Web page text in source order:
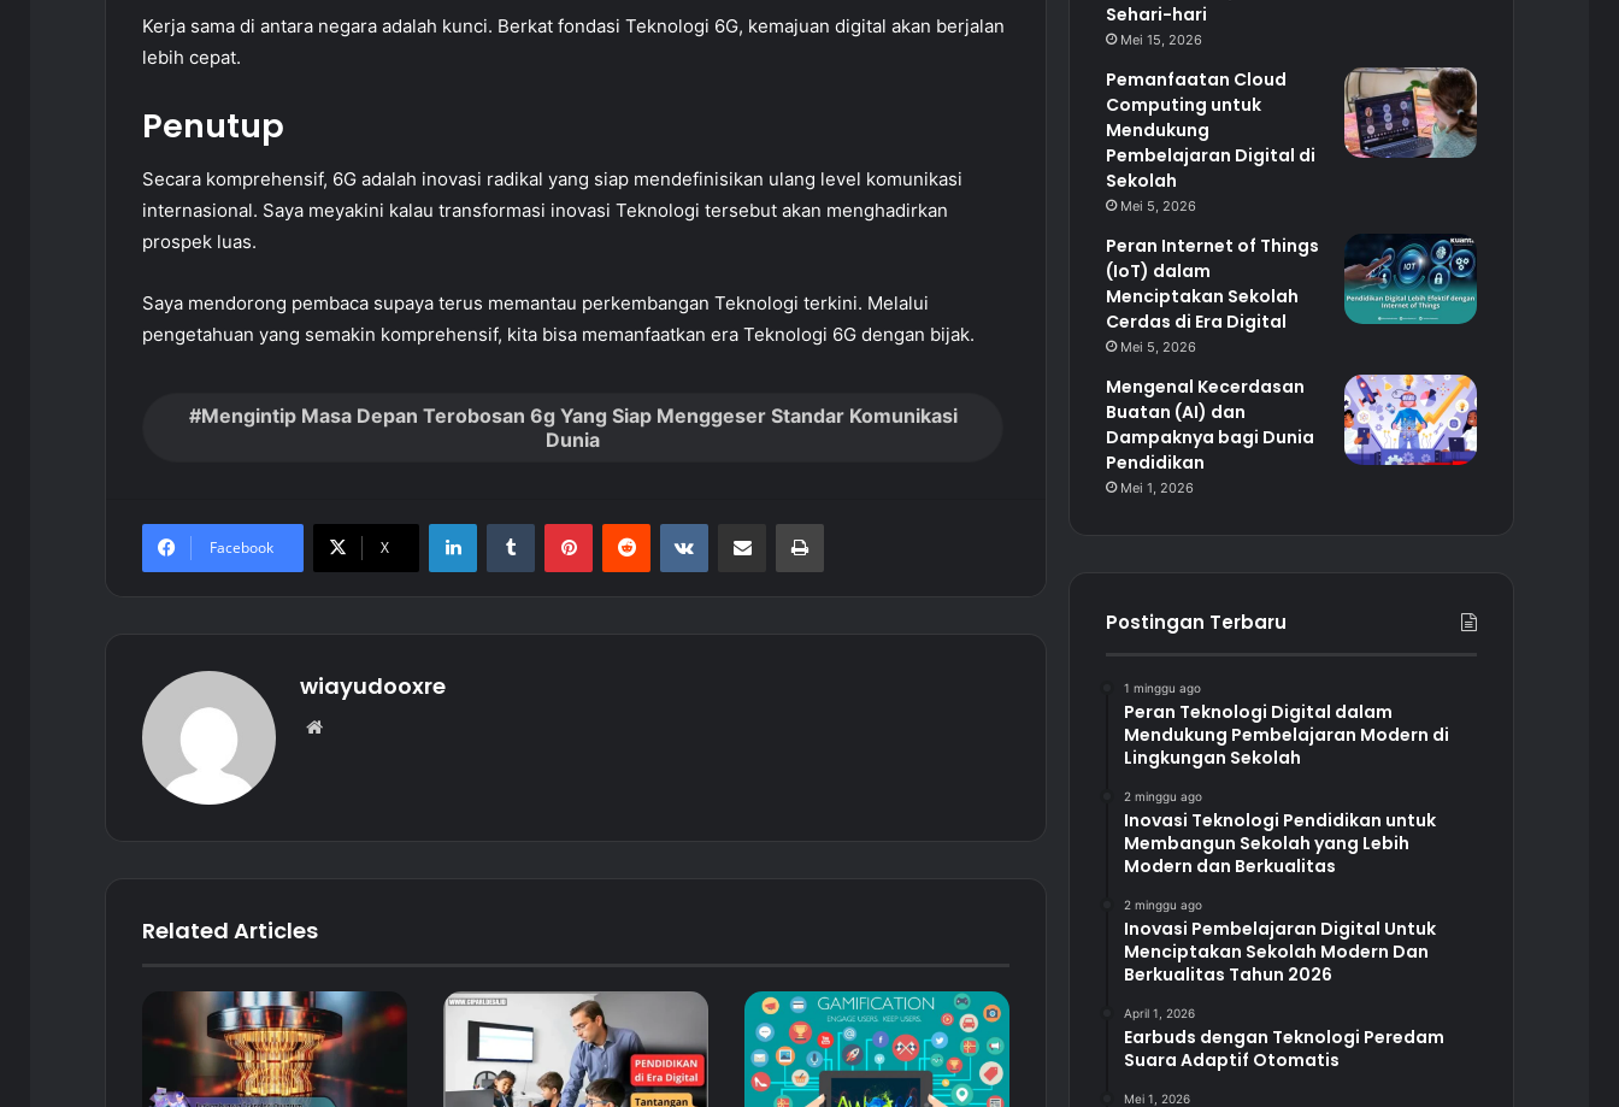
Kerja sama di antara negara adalah kunci. Berkat fondasi Teknologi 6G, kemajuan digital akan berjalan
lebih cepat.
Penutup
Secara komprehensif, 6G adalah inovasi radikal yang siap mendefinisikan ulang level komunikasi
internasional. Saya meyakini kalau transformasi inovasi Teknologi tersebut akan menghadirkan
prospek luas.
Saya mendorong pembaca supaya terus memantau perkembangan Teknologi terkini. Melalui
pengetahuan yang semakin komprehensif, kita bisa memanfaatkan era Teknologi 6G dengan bijak.
Mengintip Masa Depan Terobosan 6g Yang Siap Menggeser Standar Komunikasi
Dunia
Facebook X
LinkedInTumblr PinterestReddit VKontakteShare via Email Print
wiayudooxre
Related Articles
Sehari-hari
Mei 15, 2026
Pemanfaatan Cloud
Computing untuk
Mendukung
Pembelajaran Digital di
Sekolah
Mei 5, 2026
Peran Internet of Things
(IoT) dalam
Menciptakan Sekolah
Cerdas di Era Digital
Mei 5, 2026
Mengenal Kecerdasan
Buatan (AI) dan
Dampaknya bagi Dunia
Pendidikan
Mei 1, 2026
Postingan Terbaru
1 minggu ago
Peran Teknologi Digital dalam
Mendukung Pembelajaran Modern di
Lingkungan Sekolah
2 minggu ago
Inovasi Teknologi Pendidikan untuk
Membangun Sekolah yang Lebih
Modern dan Berkualitas
2 minggu ago
Inovasi Pembelajaran Digital Untuk
Menciptakan Sekolah Modern Dan
Berkualitas Tahun 2026
April 1, 2026
Earbuds dengan Teknologi Peredam
Suara Adaptif Otomatis
Mei 1, 2026